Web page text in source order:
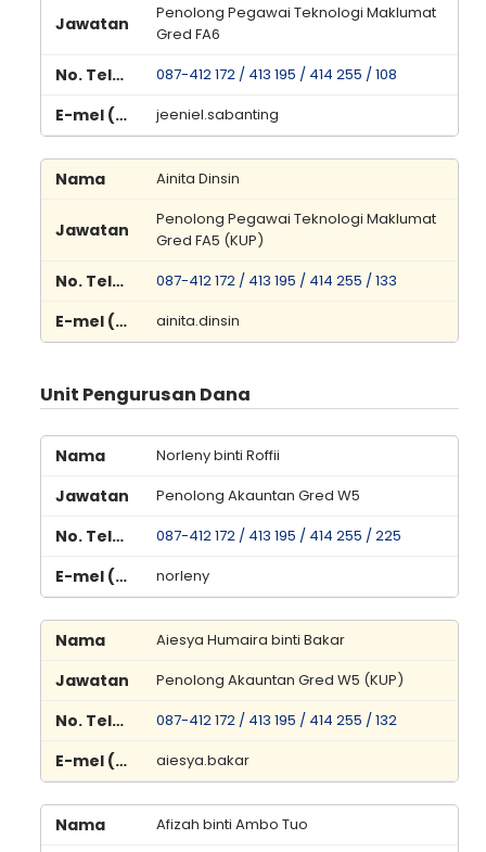
Penolong Pegawai Teknologi Maklumat
Gred FA6
087-412 172 / 413 195 / 414 255 / 108
jeeniel.sabanting
Ainita Dinsin
Penolong Pegawai Teknologi Maklumat
Gred FA5 (KUP)
087-412 172 / 413 195 / 414 255 / 133
ainita.dinsin
Unit Pengurusan Dana
Norleny binti Roffii
Penolong Akauntan Gred W5
087-412 172 / 413 195 / 414 255 / 225
norleny
Aiesya Humaira binti Bakar
Penolong Akauntan Gred W5 (KUP)
087-412 172 / 413 195 / 414 255 / 132
aiesya.bakar
Afizah binti Ambo Tuo